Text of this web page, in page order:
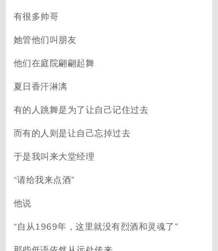
有很多帅哥
她管他们叫朋友
他们在庭院翩翩起舞
夏日香汗淋漓
有的人跳舞是为了让自己记住过去
而有的人则是让自己忘掉过去
于是我叫来大堂经理
“请给我来点酒”
他说
“自从1969年，这里就没有烈酒和灵魂了”